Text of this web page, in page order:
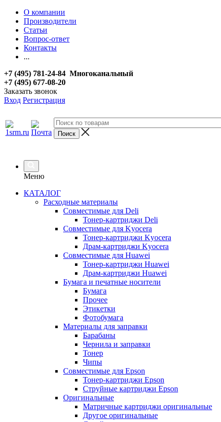
О компании
Производители
Статьи
Вопрос-ответ
Контакты
...
+7 (495) 781-24-84 Многоканальный
+7 (495) 677-08-20
Заказать звонок
Вход Регистрация
Меню
КАТАЛОГ
Расходные материалы
Совместимые для Deli
Тонер-картриджи Deli
Совместимые для Kyocera
Тонер-картриджи Kyocera
Драм-картриджи Kyocera
Совместимые для Huawei
Тонер-картриджи Huawei
Драм-картриджи Huawei
Бумага и печатные носители
Бумага
Прочее
Этикетки
Фотобумага
Материалы для заправки
Барабаны
Чернила и заправки
Тонер
Чипы
Совместимые для Epson
Тонер-картриджи Epson
Струйные картриджи Epson
Оригинальные
Матричные картриджи оригинальные
Другое оригинальные